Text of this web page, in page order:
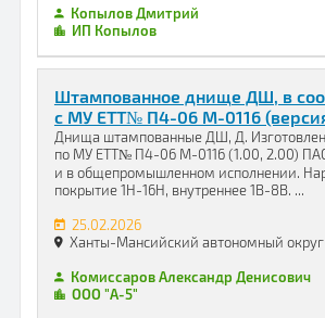
Копылов Дмитрий
ИП Копылов
Штампованное днище ДШ, в
с МУ ЕТТ№ П4-06 М-0116
Днища штампованные ДШ, Д.
по МУ ЕТТ№ П4-06 М-0116 (1.00, 2.00)
и в общепромышленном исполнении.
покрытие 1Н-16Н, внутреннее 1В-8В. ...
25.02.2026
Ханты-Мансийский автономный округ
Комиссаров Александр Денисович
ООО "А-5"